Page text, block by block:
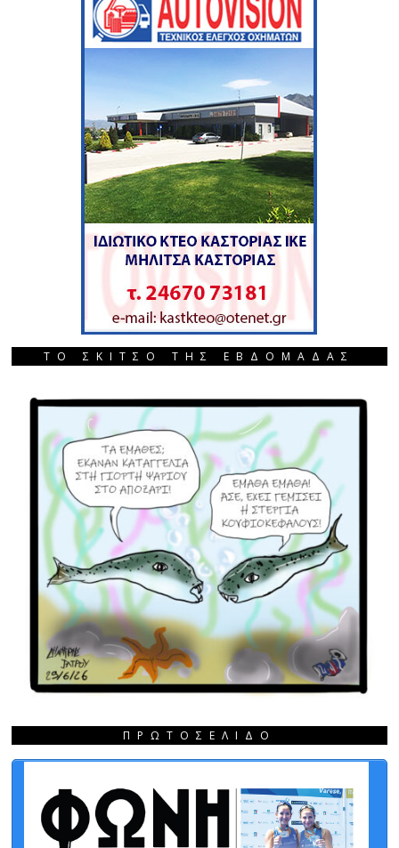
ΤΟ ΣΚΙΤΣΟ ΤΗΣ ΕΒΔΟΜΑΔΑΣ
ΠΡΩΤΟΣΈΛΙΔΟ